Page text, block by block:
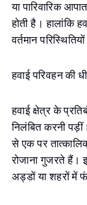
या पारिवारिक
होती है। हालांकि
वर्तमान
हवाई परिवहन की
हवाई क्षेत्र के
निलंबित करनी
से एक पर
रोजाना गुजरते हैं।
अड्डों या शहरों में